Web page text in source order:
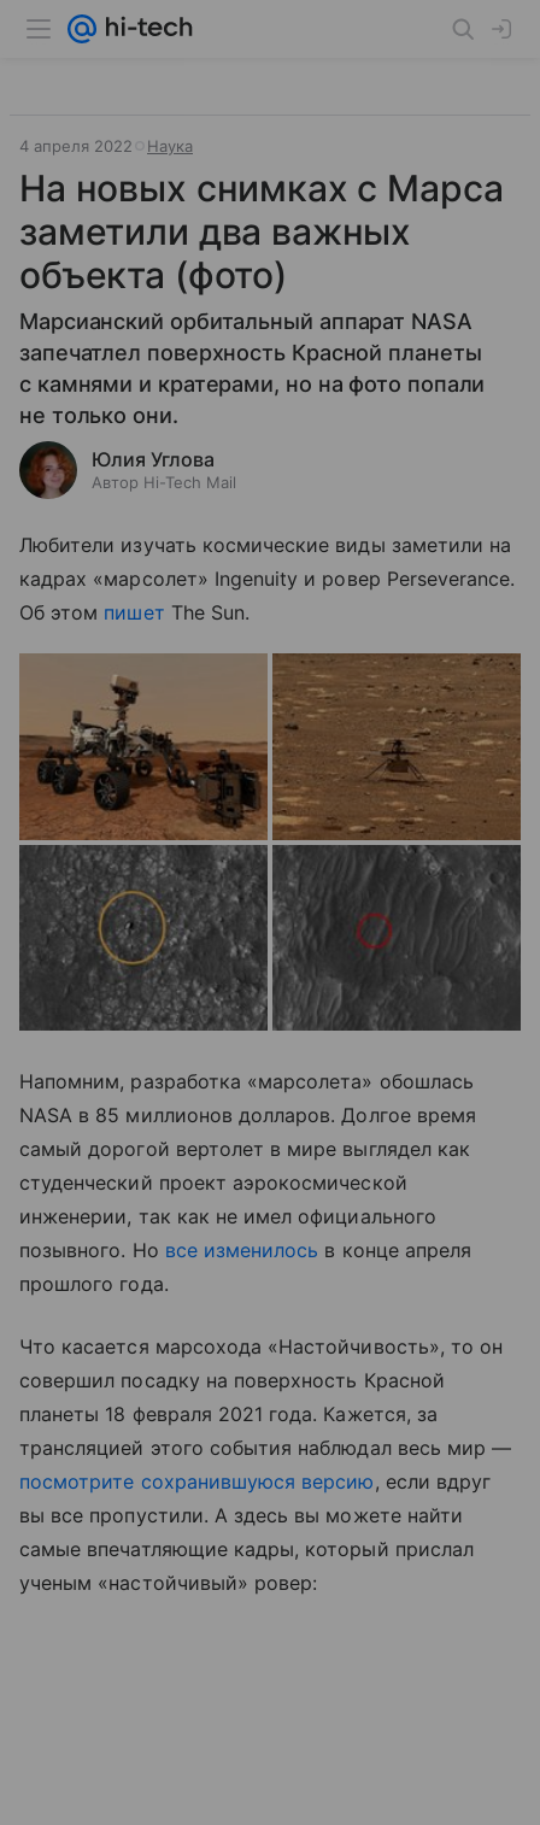
4 апреля 2022 Наука
На новых снимках с Марса
заметили два важных
объекта (фото)
Марсианский орбитальный аппарат NASA
запечатлел поверхность Красной планеты
с камнями и кратерами, но на фото попали
не только они.
Юлия Углова
Автор Hi-Tech Mail
Любители изучать космические виды заметили на
кадрах «марсолет» Ingenuity и ровер Perseverance.
Об этом пишет The Sun.
Напомним, разработка «марсолета» обошлась
NASA в 85 миллионов долларов. Долгое время
самый дорогой вертолет в мире выглядел как
студенческий проект аэрокосмической
инженерии, так как не имел официального
позывного. Но все изменилось в конце апреля
прошлого года.
Что касается марсохода «Настойчивость», то он
совершил посадку на поверхность Красной
планеты 18 февраля 2021 года. Кажется, за
трансляцией этого события наблюдал весь мир —
посмотрите сохранившуюся версию, если вдруг
вы все пропустили. А здесь вы можете найти
самые впечатляющие кадры, который прислал
ученым «настойчивый» ровер: